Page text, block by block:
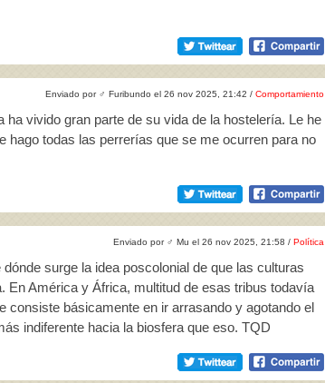
Enviado por ♂ Furibundo el 26 nov 2025, 21:42 / Comportamiento
vivido gran parte de su vida de la hostelería. Le he
hago todas las perrerías que se me ocurren para no
Enviado por ♂ Mu el 26 nov 2025, 21:58 / Política
surge la idea poscolonial de que las culturas
América y África, multitud de esas tribus todavía
consiste básicamente en ir arrasando y agotando el
indiferente hacia la biosfera que eso. TQD